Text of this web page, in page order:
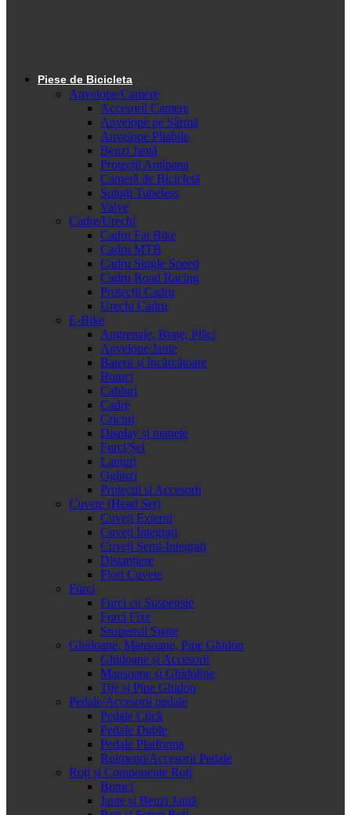
Piese de Bicicleta
Anvelope/Camere
Accesorii Camere
Anvelope pe Sârmă
Anvelope Pliabile
Benzi Jantă
Protecții Antipana
Cameră de Bicicletă
Soluții Tubeless
Valve
Cadre/Urechi
Cadru Fat Bike
Cadru MTB
Cadru Single Speed
Cadru Road Racing
Protecții Cadru
Urechi Cadru
E-Bike
Angrenaje, Brațe, Plăci
Anvelope/Jante
Baterii și încărcătoare
Butuci
Cabluri
Cadre
Cricuri
Display și manete
Furci/Șei
Lanțuri
Oglinzi
Protectii si Accesorii
Cuvete (Head Set)
Cuveți Externi
Cuveți Integrați
Cuveți Semi-Integrați
Distanțiere
Flori Cuvete
Furci
Furci cu Suspensie
Furci Fixe
Suspensii Spate
Ghidoane, Mansoane, Pipe Ghidon
Ghidoane și Accesorii
Mansoane și Ghidoline
Tije și Pipe Ghidon
Pedale/Accesorii pedale
Pedale Click
Pedale Duble
Pedale Platforma
Rulmenti/Accesorii Pedale
Roți și Componente Roți
Butuci
Jante și Benzi Jantă